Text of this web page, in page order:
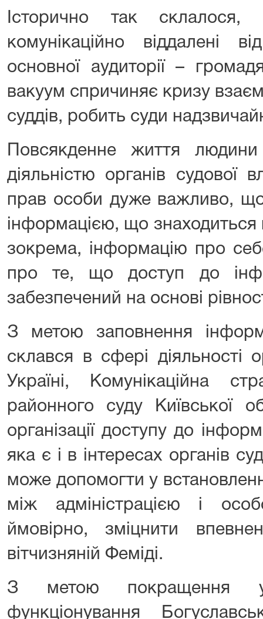
Історично так
комунікаційно віддалені
основної аудиторії –
вакуум спричиняє кризу
суддів, робить суди
Повсякденне життя
діяльністю органів судової
прав особи дуже важливо,
інформацією, що
зокрема, інформацію про
про те, що доступ до
забезпечений на основі
З метою заповнення
склався в сфері діяльності
Україні, Комунікаційна
районного суду Київської
організації доступу до
яка є і в інтересах органів
може допомогти у
між адміністрацією і
ймовірно, зміцнити
вітчизняній Феміді.
З метою покращення
функціонування